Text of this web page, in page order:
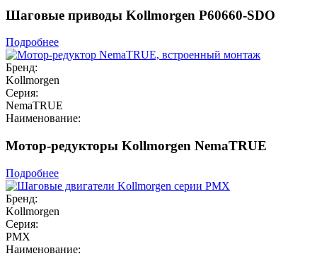
Шаговые приводы Kollmorgen P60660-SDO
Подробнее
Бренд:
Kollmorgen
Серия:
NemaTRUE
Наименование:
Мотор-редукторы Kollmorgen NemaTRUE
Подробнее
Бренд:
Kollmorgen
Серия:
PMX
Наименование: